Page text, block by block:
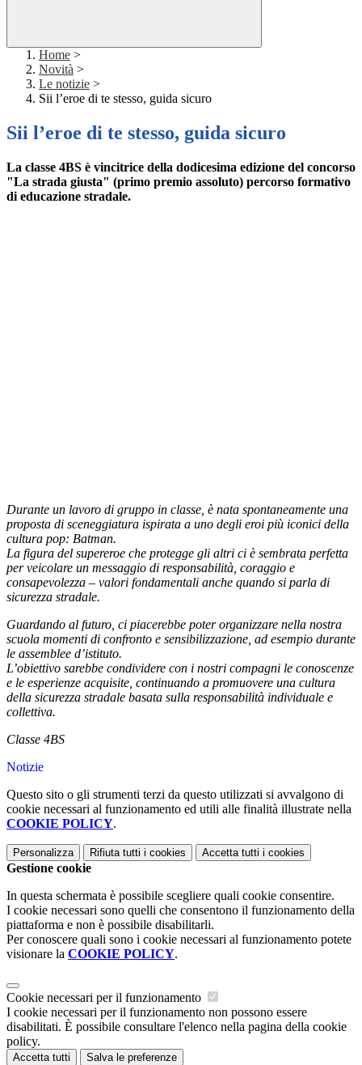
Home >
Novità >
Le notizie >
Sii l’eroe di te stesso, guida sicuro
Sii l’eroe di te stesso, guida sicuro
La classe 4BS è vincitrice della dodicesima edizione del concorso
"La strada giusta" (primo premio assoluto) percorso formativo
di educazione stradale.
Durante un lavoro di gruppo in classe, è nata spontaneamente una
proposta di sceneggiatura ispirata a uno degli eroi più iconici della
cultura pop: Batman.
La figura del supereroe che protegge gli altri ci è sembrata perfetta
per veicolare un messaggio di responsabilità, coraggio e
consapevolezza – valori fondamentali anche quando si parla di
sicurezza stradale.
Guardando al futuro, ci piacerebbe poter organizzare nella nostra
scuola momenti di confronto e sensibilizzazione, ad esempio durante
le assemblee d’istituto.
L’obiettivo sarebbe condividere con i nostri compagni le conoscenze
e le esperienze acquisite, continuando a promuovere una cultura
della sicurezza stradale basata sulla responsabilità individuale e
collettiva.
Classe 4BS
Notizie
Questo sito o gli strumenti terzi da questo utilizzati si avvalgono di
cookie necessari al funzionamento ed utili alle finalità illustrate nella
COOKIE POLICY.
Personalizza Rifiuta tutti i cookies Accetta tutti i cookies
Gestione cookie
In questa schermata è possibile scegliere quali cookie consentire.
I cookie necessari sono quelli che consentono il funzionamento della
piattaforma e non è possibile disabilitarli.
Per conoscere quali sono i cookie necessari al funzionamento potete
visionare la COOKIE POLICY.
Cookie necessari per il funzionamento
I cookie necessari per il funzionamento non possono essere
disabilitati. È possibile consultare l'elenco nella pagina della cookie
policy.
Accetta tutti Salva le preferenze